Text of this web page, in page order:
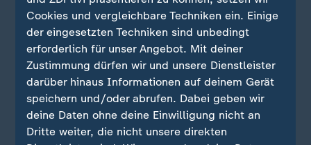
kommunistischen Führer Chinas und
die Autokraten in Moskau und Minsk
können sich über das Verschwinden
von RFE/RL nach 75 Jahren nur
freuen.
Stephen Capus, Journalist
Cookies und vergleichbare Techniken ein. Einige
der eingesetzten Techniken sind unbedingt
erforderlich für unser Angebot. Mit deiner
Zustimmung dürfen wir und unsere Dienstleister
darüber hinaus Informationen auf deinem Gerät
speichern und/oder abrufen. Dabei geben wir
deine Daten ohne deine Einwilligung nicht an
Dritte weiter, die nicht unsere direkten